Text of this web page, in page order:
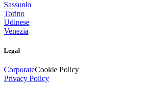
Sassuolo
Torino
Udinese
Venezia
Legal
CorporateCookie Policy
Privacy Policy